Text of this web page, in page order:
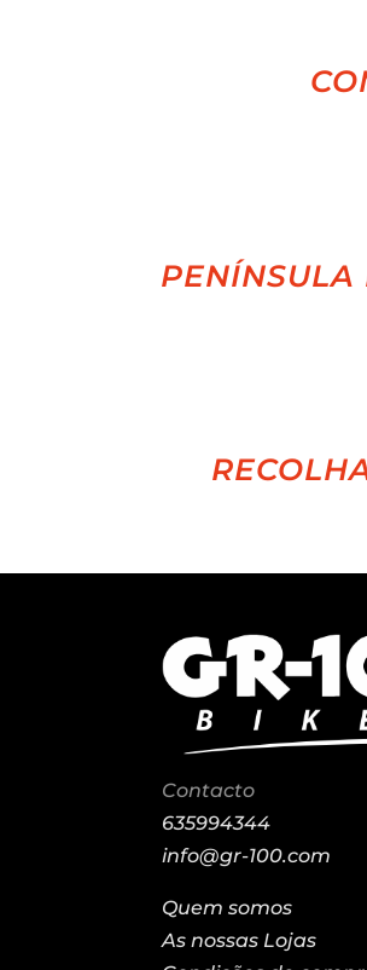
PENÍNSULA
Contacto
635994344
info@gr-100.com
Quem somos
As nossas Lojas